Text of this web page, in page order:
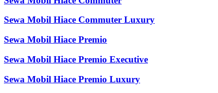
Sewa Mobil Hiace Commuter Luxury
Sewa Mobil Hiace Premio
Sewa Mobil Hiace Premio Executive
Sewa Mobil Hiace Premio Luxury